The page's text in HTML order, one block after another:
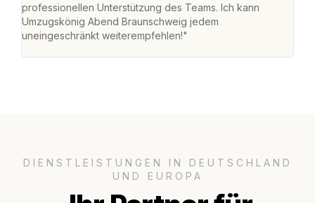
professionellen Unterstützung des Teams. Ich kann
Umzugskönig Abend Braunschweig jedem
uneingeschränkt weiterempfehlen!"
DIENSTLEISTUNGEN IN DEUTSCHLAND
UND EUROPA